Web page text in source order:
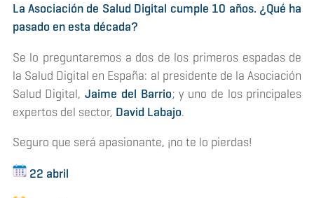
La Asociación de Salud Digital cumple 10 años. ¿Qué ha
pasado en esta década?
Se lo preguntaremos a dos de los primeros espadas de
la Salud Digital en España: al presidente de la Asociación
Salud Digital,Jaime del Barrio; y uno de los principales
expertos del sector, David Labajo.
Seguro que será apasionante, ¡no te lo pierdas!
22 abril